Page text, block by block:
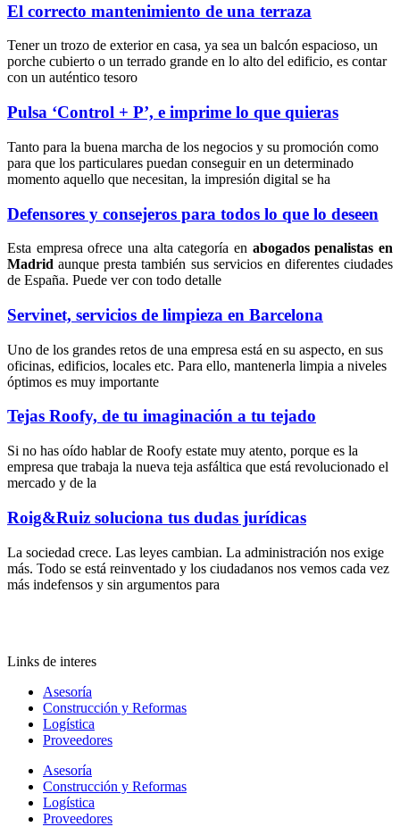
El correcto mantenimiento de una terraza
Tener un trozo de exterior en casa, ya sea un balcón espacioso, un
porche cubierto o un terrado grande en lo alto del edificio, es contar
con un auténtico tesoro
Pulsa ‘Control + P’, e imprime lo que quieras
Tanto para la buena marcha de los negocios y su promoción como
para que los particulares puedan conseguir en un determinado
momento aquello que necesitan, la impresión digital se ha
Defensores y consejeros para todos lo que lo deseen
Esta empresa ofrece una alta categoría en abogados penalistas en
Madrid aunque presta también sus servicios en diferentes ciudades
de España. Puede ver con todo detalle
Servinet, servicios de limpieza en Barcelona
Uno de los grandes retos de una empresa está en su aspecto, en sus
oficinas, edificios, locales etc. Para ello, mantenerla limpia a niveles
óptimos es muy importante
Tejas Roofy, de tu imaginación a tu tejado
Si no has oído hablar de Roofy estate muy atento, porque es la
empresa que trabaja la nueva teja asfáltica que está revolucionado el
mercado y de la
Roig&Ruiz soluciona tus dudas jurídicas
La sociedad crece. Las leyes cambian. La administración nos exige
más. Todo se está reinventado y los ciudadanos nos vemos cada vez
más indefensos y sin argumentos para
Links de interes
Asesoría
Construcción y Reformas
Logística
Proveedores
Asesoría
Construcción y Reformas
Logística
Proveedores